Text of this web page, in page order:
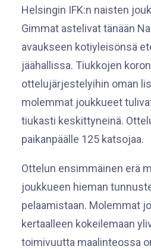
Helsingin IFK:n naisten
Gimmat astelivat tänään
avaukseen kotiyleisönsä
jäähallissa. Tiukkojen
ottelujärjestelyihin oman
molemmat joukkueet
tiukasti keskittyneinä.
paikanpäälle 125 katsojaa.
Ottelun ensimmäinen erä
joukkueen hieman
pelaamistaan. Molemmat
kertaalleen kokeilemaan
toimivuutta maalinteossa